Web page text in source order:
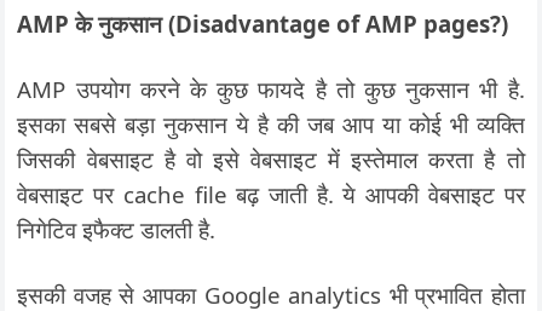
AMP के नुकसान (Disadvantage of AMP pages?)
AMP उपयोग करने के कुछ फायदे है तो कुछ नुकसान भी है.
इसका सबसे बड़ा नुकसान ये है की जब आप या कोई भी व्यक्ति
जिसकी वेबसाइट है वो इसे वेबसाइट में इस्तेमाल करता है तो
वेबसाइट पर cache file बढ़ जाती है. ये आपकी वेबसाइट पर
निगेटिव इफैक्ट डालती है.
इसकी वजह से आपका Google analytics भी प्रभावित होता